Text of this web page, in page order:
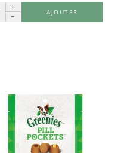
+
-
AJOUTER